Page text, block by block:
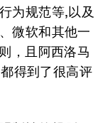
为规范等,以及
微软和其他一
，且阿西洛马
得到了很高评